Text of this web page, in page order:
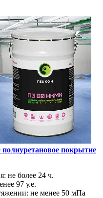
полиуретановое покрытие
не более 24 ч.
97 у.е.
не менее 50 мПа